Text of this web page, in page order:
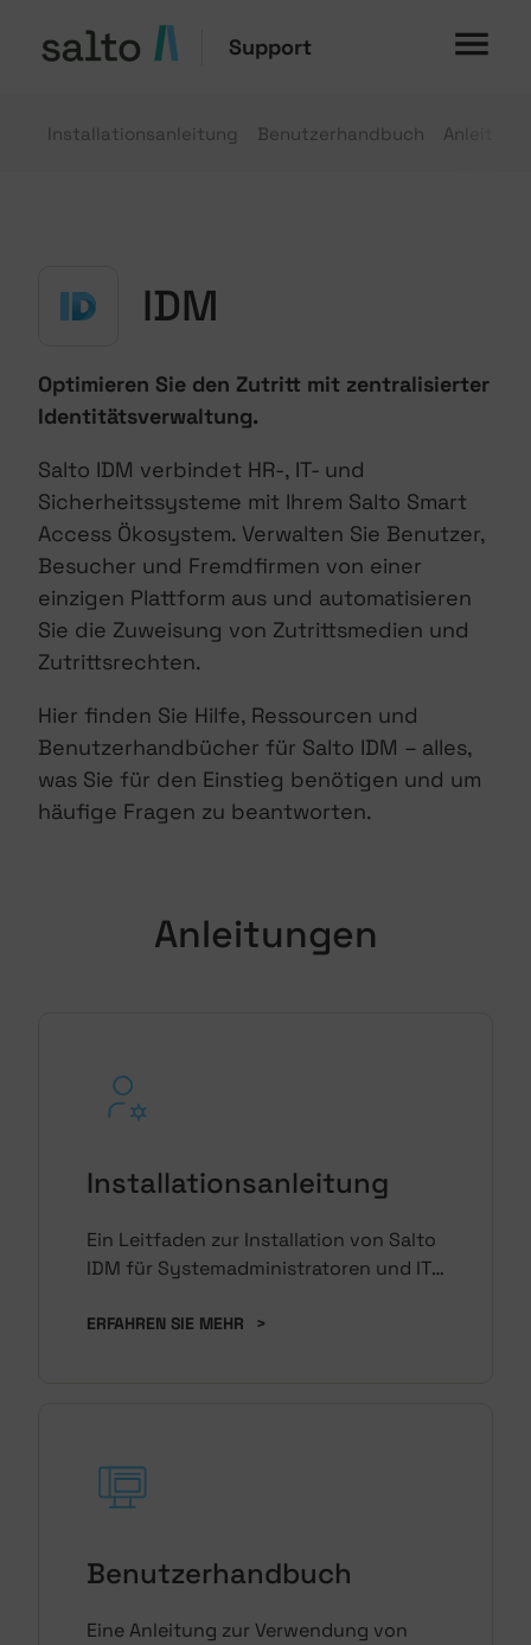
Support
Installationsanleitung Benutzerhandbuch
IDM
Optimieren Sie den Zutritt mit zentralisierter
Identitätsverwaltung.
Salto IDM verbindet HR-, IT- und
Sicherheitssysteme mit Ihrem Salto Smart
Access Ökosystem. Verwalten Sie Benutzer,
Besucher und Fremdfirmen von einer
einzigen Plattform aus und automatisieren
Sie die Zuweisung von Zutrittsmedien und
Zutrittsrechten.
Hier finden Sie Hilfe, Ressourcen und
Benutzerhandbücher für Salto IDM – alles,
was Sie für den Einstieg benötigen und um
häufige Fragen zu beantworten.
Anleitungen
Installationsanleitung
Ein Leitfaden zur Installation von Salto
IDM für Systemadministratoren und IT-
ERFAHREN SIE MEHR >
Benutzerhandbuch
Eine Anleitung zur Verwendung von